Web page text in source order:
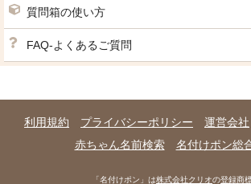
質問箱の使い方
FAQ-よくあるご質問
利用規約 プライバシーポリシー 運営会社
赤ちゃん名前検索
名付けポン総
「名付けポン」は株式会社クリオの登録商